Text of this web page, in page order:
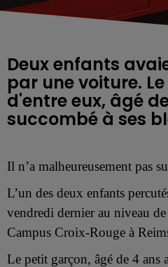
Deux enfants
par une voiture.
d'entre eux, âgé
succombé à ses
Il n’a malheureusement pas
L’un des deux enfants
vendredi dernier au niveau
Campus Croix-Rouge à
Le petit garçon, âgé de 4 ans